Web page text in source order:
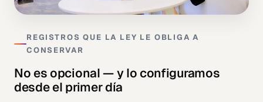
REGISTROS QUE LA LEY LE OBLIGA A
CONSERVAR
No es opcional — y lo configuramos
desde el primer día